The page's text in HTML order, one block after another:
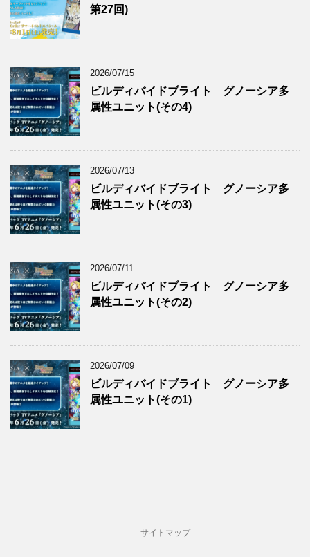
第27回)
2026/07/15
ビルディバイドブライト グノーシア多
属性ユニット(その4)
2026/07/13
ビルディバイドブライト グノーシア多
属性ユニット(その3)
2026/07/11
ビルディバイドブライト グノーシア多
属性ユニット(その2)
2026/07/09
ビルディバイドブライト グノーシア多
属性ユニット(その1)
サイトマップ